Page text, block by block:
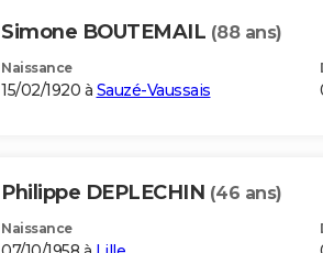
Simone BOUTEMAIL (88 ans)
Naissance
15/02/1920 à Sauzé-Vaussais
Philippe DEPLECHIN (46 ans)
Naissance